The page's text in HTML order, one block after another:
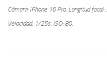
Cámara: iPhone 16 Pro. Longitud
Velocidad: 1/25s. ISO: 80.